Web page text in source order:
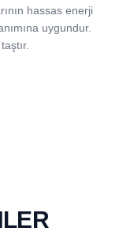
hassas enerji
uygundur.